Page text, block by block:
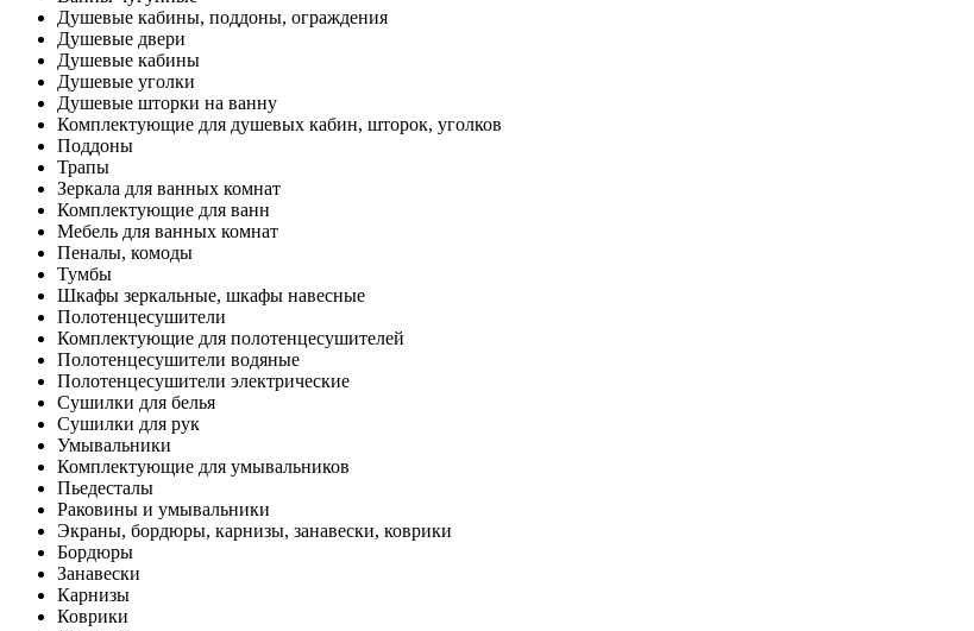
Душевые кабины, поддоны, ограждения
Душевые двери
Душевые кабины
Душевые уголки
Душевые шторки на ванну
Комплектующие для душевых кабин, шторок, уголков
Поддоны
Трапы
Зеркала для ванных комнат
Комплектующие для ванн
Мебель для ванных комнат
Пеналы, комоды
Тумбы
Шкафы зеркальные, шкафы навесные
Полотенцесушители
Комплектующие для полотенцесушителей
Полотенцесушители водяные
Полотенцесушители электрические
Сушилки для белья
Сушилки для рук
Умывальники
Комплектующие для умывальников
Пьедесталы
Раковины и умывальники
Экраны, бордюры, карнизы, занавески, коврики
Бордюры
Занавески
Карнизы
Коврики